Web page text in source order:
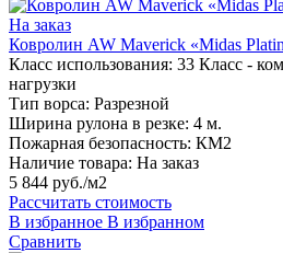
На заказ
Ковролин AW Maverick «Midas
Класс использования: 33 Класс -
нагрузки
Тип ворса: Разрезной
Ширина рулона в резке: 4 м.
Пожарная безопасность: КМ2
Наличие товара: На заказ
5 844 руб./м2
Рассчитать стоимость
В избранное В избранном
Сравнить